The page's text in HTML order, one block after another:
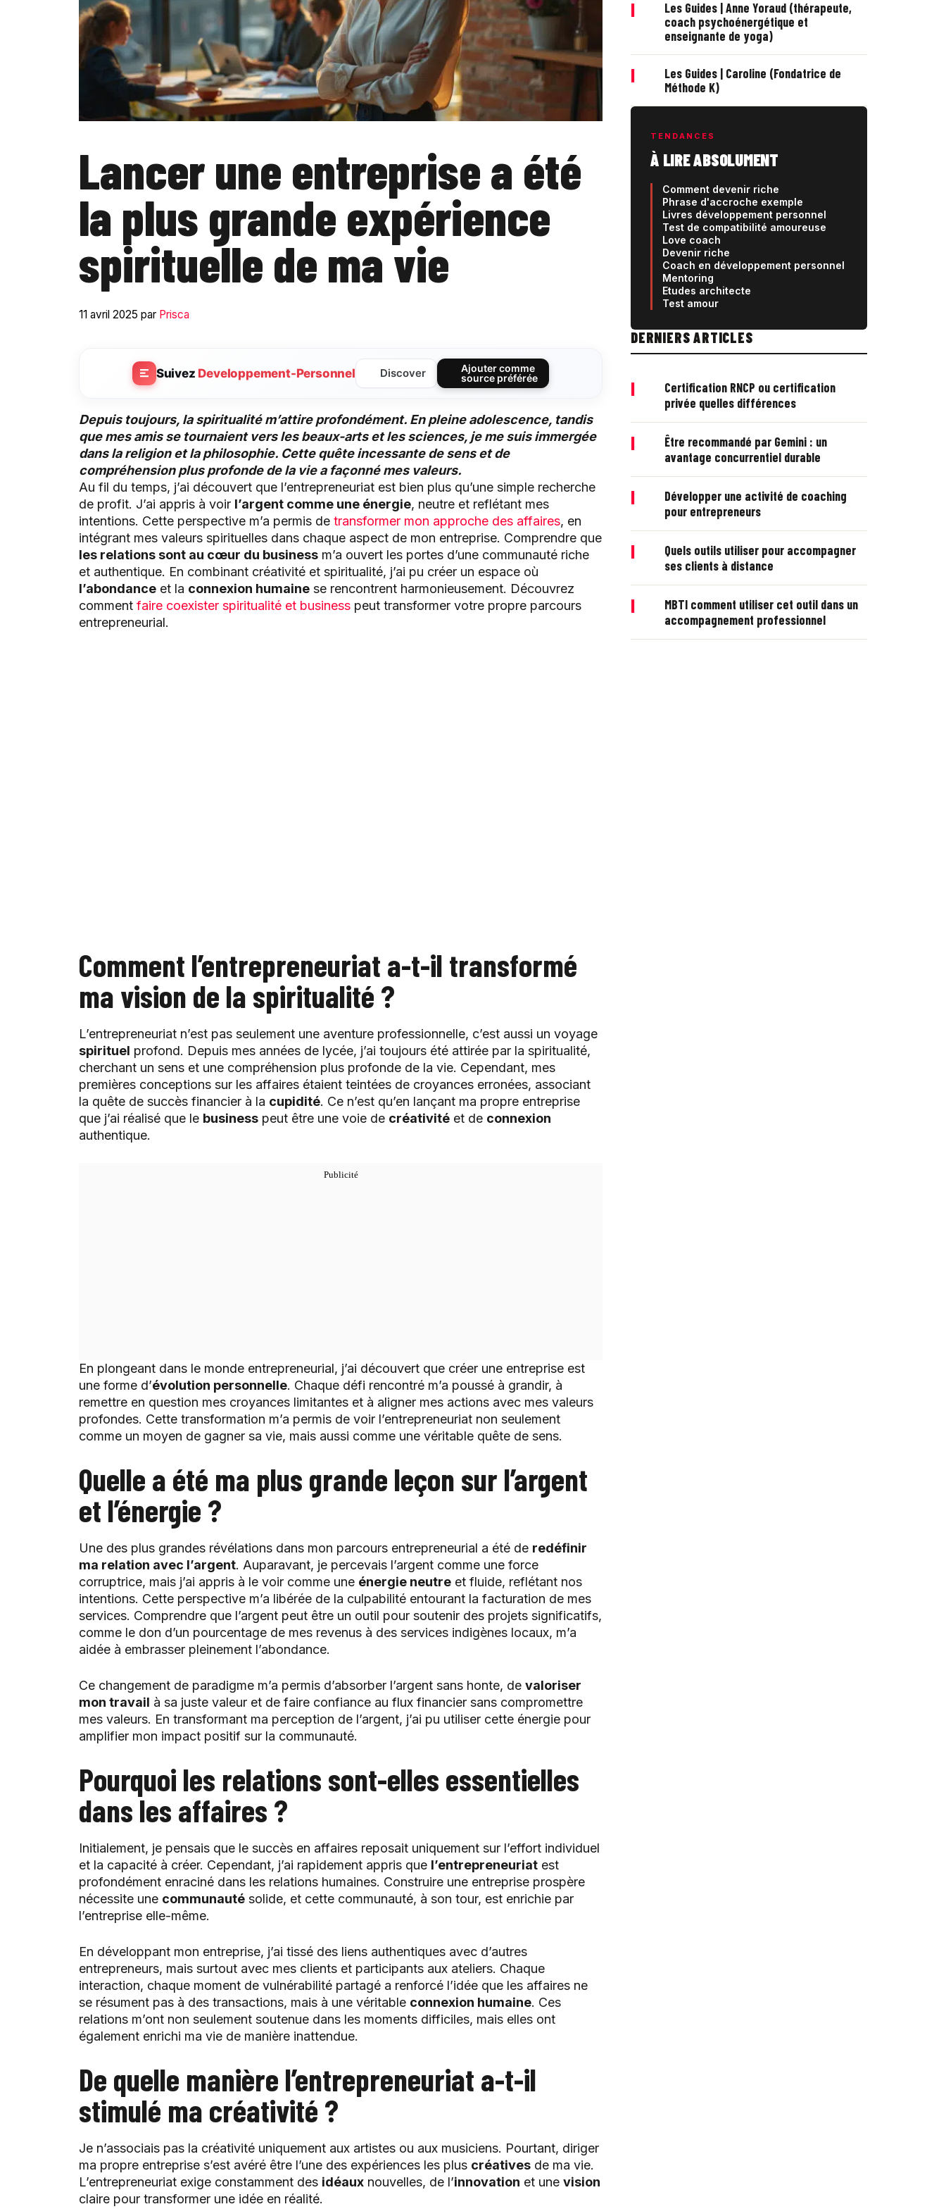
Lancer une entreprise a été
la plus grande expérience
spirituelle de ma vie
11 avril 2025 par Prisca
Suivez Developpement-Personnel Discover
Ajouter comme
source préférée
Depuis toujours, la spiritualité m’attire profondément. En pleine adolescence, tandis
que mes amis se tournaient vers les beaux-arts et les sciences, je me suis immergée
dans la religion et la philosophie. Cette quête incessante de sens et de
compréhension plus profonde de la vie a façonné mes valeurs.
Au fil du temps, j’ai découvert que l’entrepreneuriat est bien plus qu’une simple recherche
de profit. J’ai appris à voir l’argent comme une énergie, neutre et reflétant mes
intentions. Cette perspective m’a permis de transformer mon approche des affaires, en
intégrant mes valeurs spirituelles dans chaque aspect de mon entreprise. Comprendre que
les relations sont au cœur du business m’a ouvert les portes d’une communauté riche
et authentique. En combinant créativité et spiritualité, j’ai pu créer un espace où
l’abondance et la connexion humaine se rencontrent harmonieusement. Découvrez
comment faire coexister spiritualité et business peut transformer votre propre parcours
entrepreneurial.
Comment l’entrepreneuriat a-t-il transformé
ma vision de la spiritualité ?
L’entrepreneuriat n’est pas seulement une aventure professionnelle, c’est aussi un voyage
spirituel profond. Depuis mes années de lycée, j’ai toujours été attirée par la spiritualité,
cherchant un sens et une compréhension plus profonde de la vie. Cependant, mes
premières conceptions sur les affaires étaient teintées de croyances erronées, associant
la quête de succès financier à la cupidité. Ce n’est qu’en lançant ma propre entreprise
que j’ai réalisé que le business peut être une voie de créativité et de connexion
authentique.
En plongeant dans le monde entrepreneurial, j’ai découvert que créer une entreprise est
une forme d’évolution personnelle. Chaque défi rencontré m’a poussé à grandir, à
remettre en question mes croyances limitantes et à aligner mes actions avec mes valeurs
profondes. Cette transformation m’a permis de voir l’entrepreneuriat non seulement
comme un moyen de gagner sa vie, mais aussi comme une véritable quête de sens.
Quelle a été ma plus grande leçon sur l’argent
et l’énergie ?
Une des plus grandes révélations dans mon parcours entrepreneurial a été de redéfinir
ma relation avec l’argent. Auparavant, je percevais l’argent comme une force
corruptrice, mais j’ai appris à le voir comme une énergie neutre et fluide, reflétant nos
intentions. Cette perspective m’a libérée de la culpabilité entourant la facturation de mes
services. Comprendre que l’argent peut être un outil pour soutenir des projets significatifs,
comme le don d’un pourcentage de mes revenus à des services indigènes locaux, m’a
aidée à embrasser pleinement l’abondance.
Ce changement de paradigme m’a permis d’absorber l’argent sans honte, de valoriser
mon travail à sa juste valeur et de faire confiance au flux financier sans compromettre
mes valeurs. En transformant ma perception de l’argent, j’ai pu utiliser cette énergie pour
amplifier mon impact positif sur la communauté.
Pourquoi les relations sont-elles essentielles
dans les affaires ?
Initialement, je pensais que le succès en affaires reposait uniquement sur l’effort individuel
et la capacité à créer. Cependant, j’ai rapidement appris que l’entrepreneuriat est
profondément enraciné dans les relations humaines. Construire une entreprise prospère
nécessite une communauté solide, et cette communauté, à son tour, est enrichie par
l’entreprise elle-même.
En développant mon entreprise, j’ai tissé des liens authentiques avec d’autres
entrepreneurs, mais surtout avec mes clients et participants aux ateliers. Chaque
interaction, chaque moment de vulnérabilité partagé a renforcé l’idée que les affaires ne
se résument pas à des transactions, mais à une véritable connexion humaine. Ces
relations m’ont non seulement soutenue dans les moments difficiles, mais elles ont
également enrichi ma vie de manière inattendue.
De quelle manière l’entrepreneuriat a-t-il
stimulé ma créativité ?
Je n’associais pas la créativité uniquement aux artistes ou aux musiciens. Pourtant, diriger
ma propre entreprise s’est avéré être l’une des expériences les plus créatives de ma vie.
L’entrepreneuriat exige constamment des idéaux nouvelles, de l’innovation et une vision
claire pour transformer une idée en réalité.
|
Les Guides | Anne Yoraud (thérapeute,
coach psychoénergétique et
enseignante de yoga)
|
Les Guides | Caroline (Fondatrice de
Méthode K)
TENDANCES
À LIRE ABSOLUMENT
Comment devenir riche
Phrase d'accroche exemple
Livres développement personnel
Test de compatibilité amoureuse
Love coach
Devenir riche
Coach en développement personnel
Mentoring
Etudes architecte
Test amour
DERNIERS ARTICLES
|
Certification RNCP ou certification
privée quelles différences
|
Être recommandé par Gemini : un
avantage concurrentiel durable
|
Développer une activité de coaching
pour entrepreneurs
|
Quels outils utiliser pour accompagner
ses clients à distance
|
MBTI comment utiliser cet outil dans un
accompagnement professionnel